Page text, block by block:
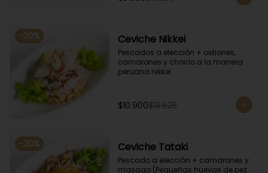
-20% Ceviche Nikkei
Pescados a elección + ostiones,
camarones y choclo a la manera
peruana nikkei.
$10.900$13.625
-20% Ceviche Tataki
Pescado a elección + camarones y
masago (Pequeñas huevas de pez